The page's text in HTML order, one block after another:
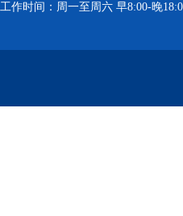
工作时间：周一至周六 早8:00-晚